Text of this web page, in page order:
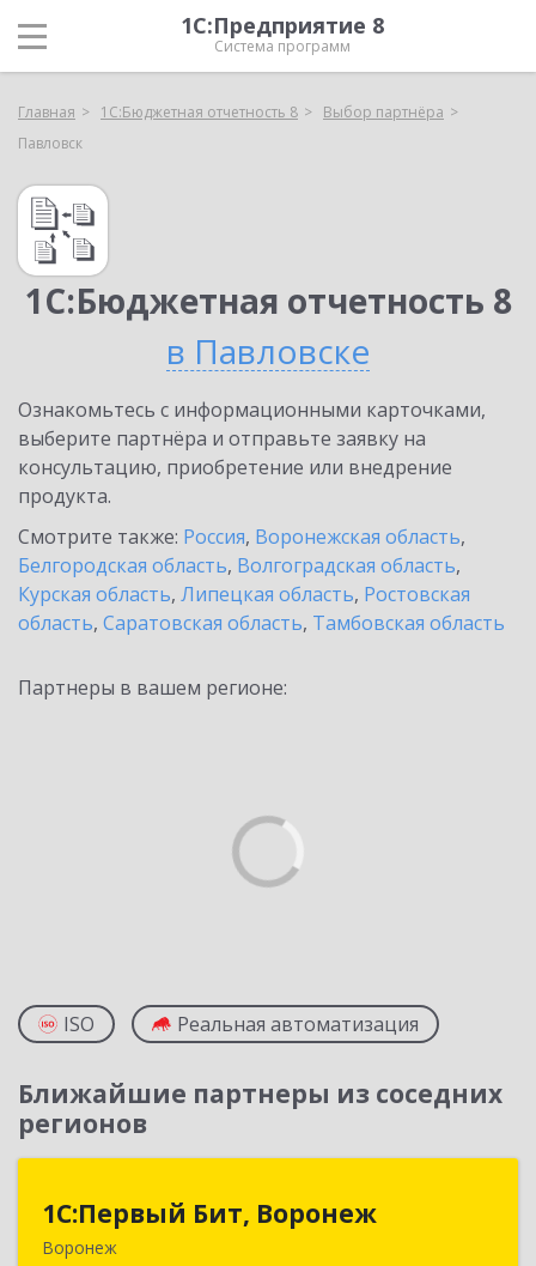
1С:Предприятие 8
Система программ
Главная 1С:Бюджетная отчетность 8
Выбор партнёра
Павловск
1С:Бюджетная отчетность 8
в Павловске
Ознакомьтесь с информационными карточками,
выберите партнёра и отправьте заявку на
консультацию, приобретение или внедрение
продукта.
Смотрите также: Россия, Воронежская область,
Белгородская область, Волгоградская область,
Курская область, Липецкая область, Ростовская
область, Саратовская область, Тамбовская область
Партнеры в вашем регионе:
ISO Реальная автоматизация
Ближайшие партнеры из соседних
регионов
1С:Первый Бит, Воронеж
Воронеж
1С:Первый Бит, Воронеж
394006, Воронежская обл, Воронеж г, 20-летия